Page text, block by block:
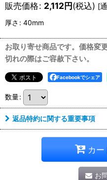
販売価格: 2,112円(税込) [
厚さ : 40mm
お取り寄せ商品です。価格変
切れの際はご容赦下さい。
Facebookでシェア
数量:
返品特約に関する重要事項
カー
お